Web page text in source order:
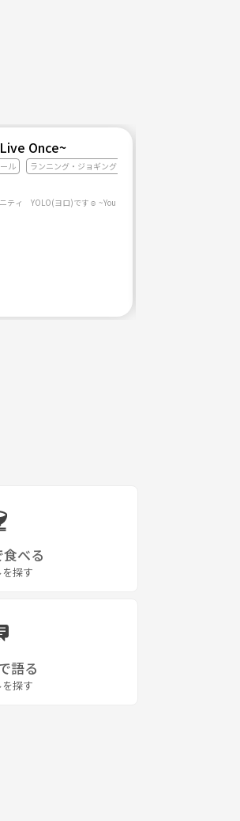
くお願いします(≧∀≦)
Once~
ル ランニング・ジョギング
べる
探す
語る
探す